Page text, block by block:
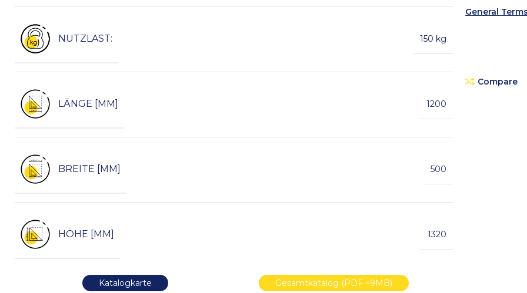
NUTZLAST: 150 kg
LÄNGE [MM] 1200
BREITE [MM] 500
HÖHE [MM] 1320
Katalogkarte Gesamtkatalog (PDF ~9MB)
General
Compare